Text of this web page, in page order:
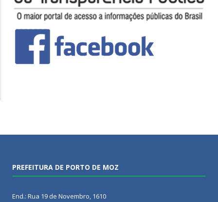
PREFEITURA DE PORTO DE MOZ
End.: Rua 19 de Novembro, 1610